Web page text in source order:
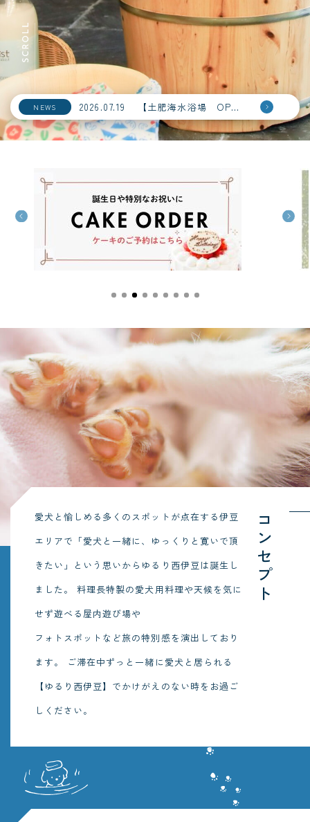
NEWS 2026.07.19 【土肥海水浴場 OPEＮ！】
コンセプト
愛犬と愉しめる多くのスポットが点在する伊豆
エリアで「愛犬と一緒に、ゆっくりと寛いで頂
きたい」という思いからゆるり西伊豆は誕生し
ました。
料理長特製の愛犬用料理や天候を気に
せず遊べる屋内遊び場や
フォトスポットなど旅の特別感を演出しており
ます。
ご滞在中ずっと一緒に愛犬と居られる
【ゆるり西伊豆】でかけがえのない時をお過ご
しください。